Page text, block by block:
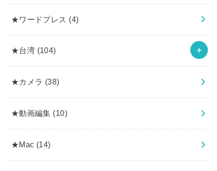
★ワードプレス (4)
★台湾 (104)
★カメラ (38)
★動画編集 (10)
★Mac (14)